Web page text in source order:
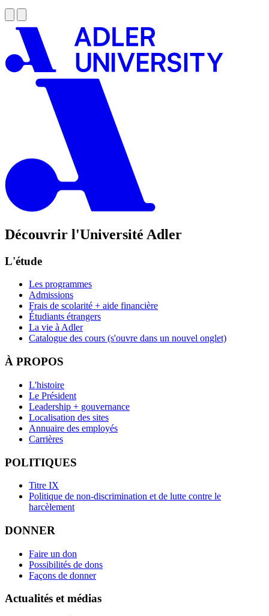
Découvrir l'Université Adler
L'étude
Les programmes
Admissions
Frais de scolarité + aide financière
Étudiants étrangers
La vie à Adler
Catalogue des cours (s'ouvre dans un nouvel onglet)
À PROPOS
L'histoire
Le Président
Leadership + gouvernance
Localisation des sites
Annuaire des employés
Carrières
POLITIQUES
Titre IX
Politique de non-discrimination et de lutte contre le
harcèlement
DONNER
Faire un don
Possibilités de dons
Façons de donner
Actualités et médias